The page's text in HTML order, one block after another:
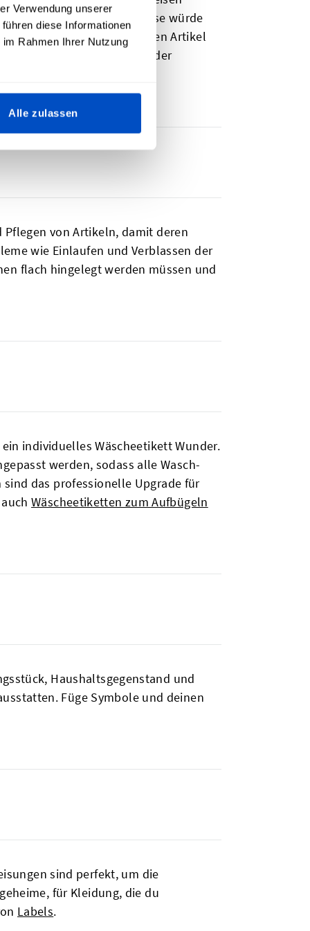
Verwendung unserer
diese Informationen
Rahmen Ihrer Nutzung
Alle zulassen
modifiziert, beispielsweise würde
den Benutzer anweisen, den Artikel
um einer Misinterpretation der
von Artikeln, damit deren
wie Einlaufen und Verblassen der
flach hingelegt werden müssen und
individuelles Wäscheetikett Wunder.
werden, sodass alle Wasch-
das professionelle Upgrade für
auchWäscheetiketten zum Aufbügeln
Haushaltsgegenstand und
Füge Symbole und deinen
sind perfekt, um die
für Kleidung, die du
Labels.